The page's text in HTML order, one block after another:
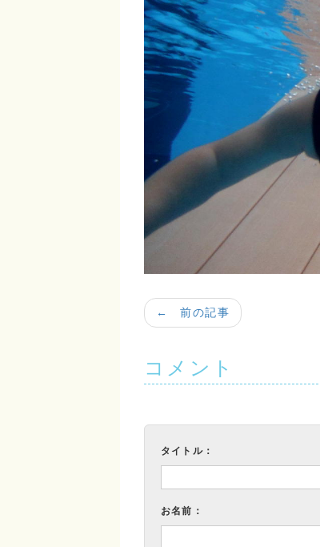
← 前の記事
コメント
タイトル：
お名前：